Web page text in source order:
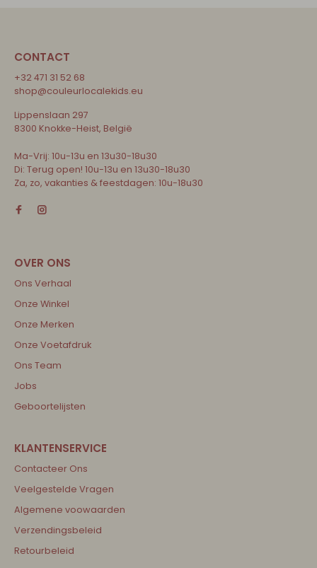
CONTACT
+32 471 31 52 68
shop@couleurlocalekids.eu
Lippenslaan 297
8300 Knokke-Heist, België
Ma-Vrij: 10u-13u en 13u30-18u30
Di: Terug open! 10u-13u en 13u30-18u30
Za, zo, vakanties & feestdagen: 10u-18u30
Ons Verhaal
Onze Winkel
Onze Merken
Onze Voetafdruk
Ons Team
Jobs
Geboortelijsten
Contacteer Ons
Veelgestelde Vragen
Algemene voowaarden
Verzendingsbeleid
Retourbeleid